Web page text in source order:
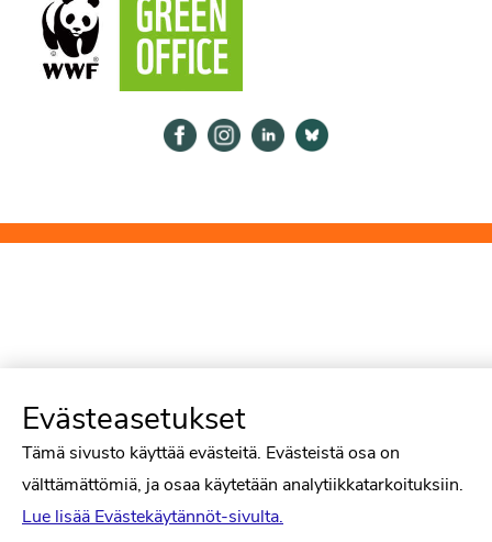
Evästeasetukset
Tämä sivusto käyttää evästeitä. Evästeistä osa on
välttämättömiä, ja osaa käytetään analytiikkatarkoituksiin.
Lue lisää Evästekäytännöt-sivulta.